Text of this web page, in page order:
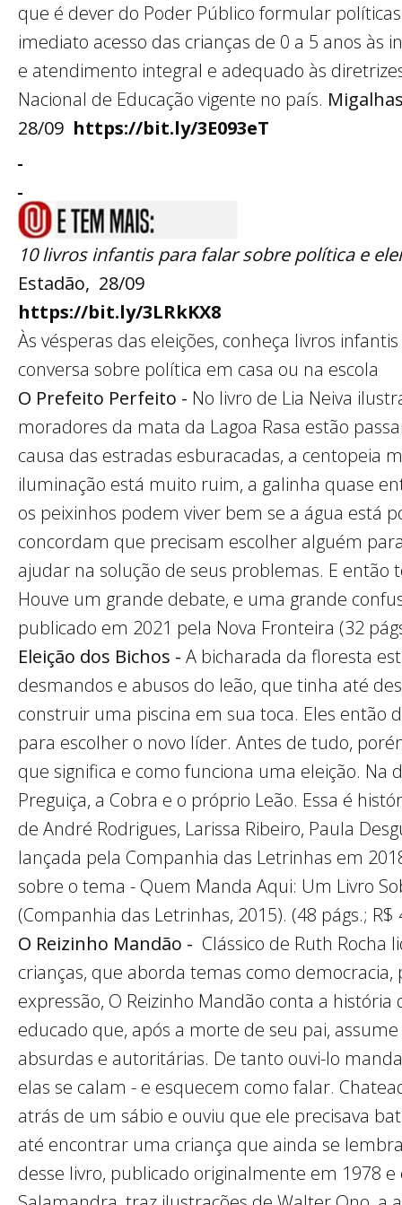
que é dever do Poder Público formular
imediato acesso das crianças de 0 a 5 anos às
e atendimento integral e adequado às
Nacional de Educação vigente no país.
28/09 https://bit.ly/3E093eT
10 livros infantis para falar sobre política e
Estadão, 28/09
https://bit.ly/3LRkKX8
Às vésperas das eleições, conheça livros
conversa sobre política em casa ou na escola
O Prefeito Perfeito - No livro de Lia Neiva
moradores da mata da Lagoa Rasa estão
causa das estradas esburacadas, a centopeia
iluminação está muito ruim, a galinha quase
os peixinhos podem viver bem se a água está
concordam que precisam escolher alguém
ajudar na solução de seus problemas. E então
Houve um grande debate, e uma grande
publicado em 2021 pela Nova Fronteira (32
Eleição dos Bichos - A bicharada da floresta
desmandos e abusos do leão, que tinha até
construir uma piscina em sua toca. Eles então
para escolher o novo líder. Antes de tudo,
que significa e como funciona uma eleição. Na
Preguiça, a Cobra e o próprio Leão. Essa é
de André Rodrigues, Larissa Ribeiro, Paula
lançada pela Companhia das Letrinhas em
sobre o tema - Quem Manda Aqui: Um Livro
(Companhia das Letrinhas, 2015). (48 págs.; R$
O Reizinho Mandão - Clássico de Ruth Rocha
crianças, que aborda temas como
expressão, O Reizinho Mandão conta a
educado que, após a morte de seu pai,
absurdas e autoritárias. De tanto ouvi-lo
elas se calam - e esquecem como falar.
atrás de um sábio e ouviu que ele precisava
até encontrar uma criança que ainda se
desse livro, publicado originalmente em 1978